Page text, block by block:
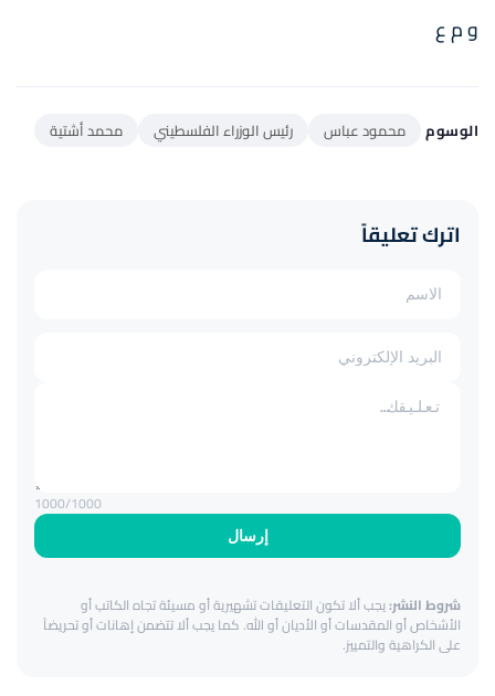
و م ع
الوسوم محمود عباس رئيس الوزراء الفلسطيني محمد أشتية
اترك تعليقاً
إرسال
1000/1000
شروط النشر:يجب ألا تكون التعليقات تشهيرية أو مسيئة تجاه الكاتب أو
الأشخاص أو المقدسات أو الأديان أو الله. كما يجب ألا تتضمن إهانات أو تحريضاً
على الكراهية والتمييز.